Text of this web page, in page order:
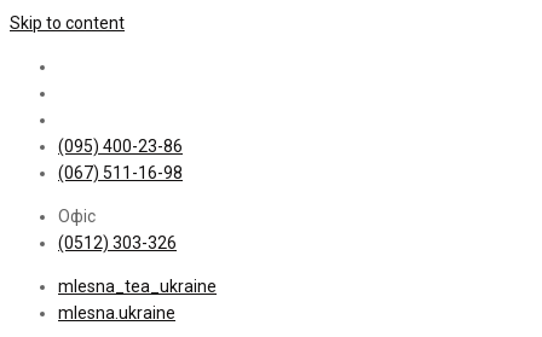
Skip to content
(095) 400-23-86
(067) 511-16-98
Офіс
(0512) 303-326
mlesna_tea_ukraine
mlesna.ukraine